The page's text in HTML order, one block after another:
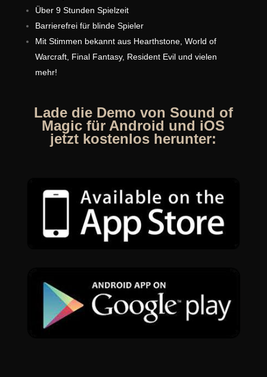
Über 9 Stunden Spielzeit
Barrierefrei für blinde Spieler
Mit Stimmen bekannt aus Hearthstone, World of
Warcraft, Final Fantasy, Resident Evil und vielen
mehr!
Lade die Demo von Sound of
Magic für Android und iOS
jetzt kostenlos herunter: